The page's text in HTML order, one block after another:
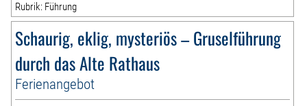
Rubrik: Führung
Schaurig, eklig, mysteriös – Gruselführung
durch das Alte Rathaus
Ferienangebot